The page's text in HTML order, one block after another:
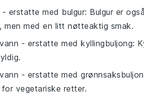
- erstatte med bulgur: Bulgur er
men med en litt nøtteaktig smak.
- erstatte med kyllingbuljong:
- erstatte med
vegetariske retter.